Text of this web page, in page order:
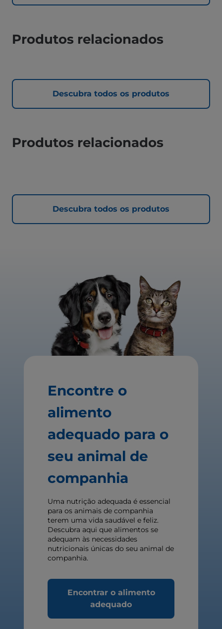
Produtos relacionados
Descubra todos os produtos
Produtos relacionados
Descubra todos os produtos
Encontre o
alimento
adequado para o
seu animal de
companhia
Uma nutrição adequada é essencial
para os animais de companhia
terem uma vida saudável e feliz.
Descubra aqui que alimentos se
adequam às necessidades
nutricionais únicas do seu animal de
companhia.
Encontrar o alimento
adequado